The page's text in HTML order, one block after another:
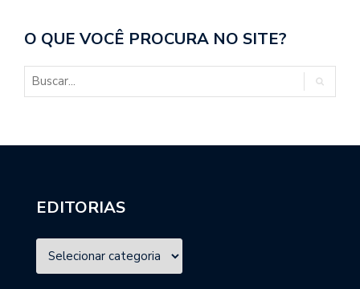
O QUE VOCÊ PROCURA NO SITE?
EDITORIAS